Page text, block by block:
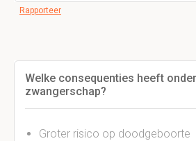
Rapporteer
Welke consequenties heeft
zwangerschap?
Groter risico op doodgeboorte